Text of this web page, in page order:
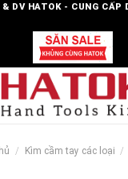
DV HATOK - CUNG CẤP
/ Kìm cầm tay các loại /